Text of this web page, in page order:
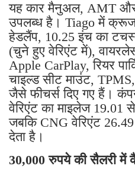
यह कार मैनुअल, AMT और
उपलब्ध है। Tiago में
हेडलैंप, 10.25 इंच का
(चुने हुए वेरिएंट में),
Apple CarPlay, रियर
चाइल्ड सीट माउंट,
जैसे फीचर्स दिए गए हैं।
वेरिएंट का माइलेज 19.01
जबकि CNG वेरिएंट
देता है।
30,000 रुपये की सैलरी में